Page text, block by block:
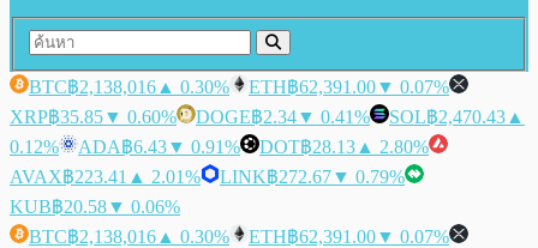
BTC฿2,138,016 ▲ 0.30% ETH฿62,391.00▼ 0.07%
XRP฿35.85▼ 0.60% DOGE฿2.34▼ 0.41% SOL฿2,470.43 ▲
0.12%
ADA฿6.43▼ 0.91% DOT฿28.13 ▲ 2.80%
AVAX฿223.41 ▲ 2.01% LINK฿272.67▼ 0.79%
KUB฿20.58▼ 0.06%
BTC฿2,138,016 ▲ 0.30% ETH฿62,391.00▼ 0.07%